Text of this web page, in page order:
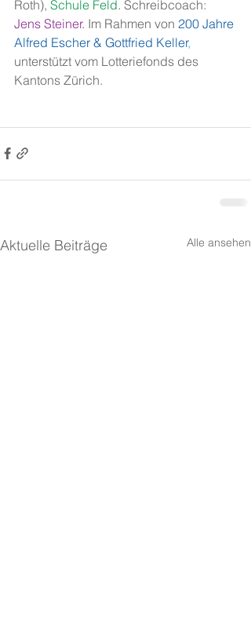
Roth), Schule Feld. Schreibcoach:
Jens Steiner. Im Rahmen von 200 Jahre
Alfred Escher & Gottfried Keller,
unterstützt vom Lotteriefonds des
Kantons Zürich.
Aktuelle Beiträge Alle ansehen